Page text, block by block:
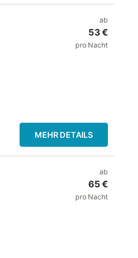
ab
53 €
pro Nacht
MEHR DETAILS
ab
65 €
pro Nacht